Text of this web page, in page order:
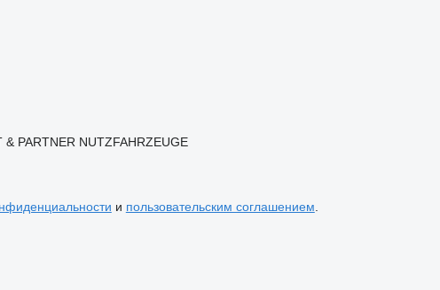
PARTNER NUTZFAHRZEUGE
и пользовательским соглашением